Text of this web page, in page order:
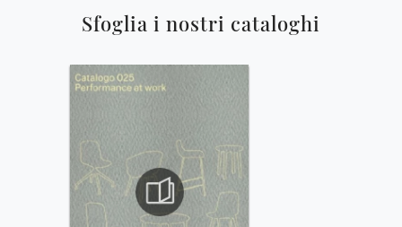
Sfoglia i nostri cataloghi